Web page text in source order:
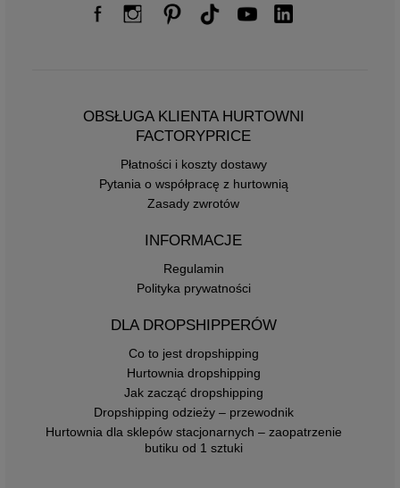
OBSŁUGA KLIENTA HURTOWNI
FACTORYPRICE
Płatności i koszty dostawy
Pytania o współpracę z hurtownią
Zasady zwrotów
INFORMACJE
Regulamin
Polityka prywatności
DLA DROPSHIPPERÓW
Co to jest dropshipping
Hurtownia dropshipping
Jak zacząć dropshipping
Dropshipping odzieży – przewodnik
Hurtownia dla sklepów stacjonarnych – zaopatrzenie
butiku od 1 sztuki